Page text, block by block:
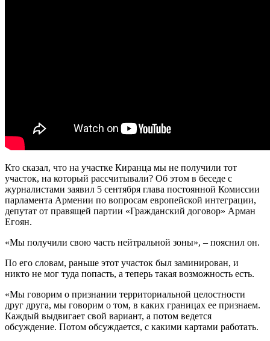
Кто сказал, что на участке Киранца мы не получили тот
участок, на который рассчитывали? Об этом в беседе с
журналистами заявил 5 сентября глава постоянной Комиссии
парламента Армении по вопросам европейской интеграции,
депутат от правящей партии «Гражданский договор» Арман
Егоян.
«Мы получили свою часть нейтральной зоны», – пояснил он.
По его словам, раньше этот участок был заминирован, и
никто не мог туда попасть, а теперь такая возможность есть.
«Мы говорим о признании территориальной целостности
друг друга, мы говорим о том, в каких границах ее признаем.
Каждый выдвигает свой вариант, а потом ведется
обсуждение. Потом обсуждается, с какими картами работать.